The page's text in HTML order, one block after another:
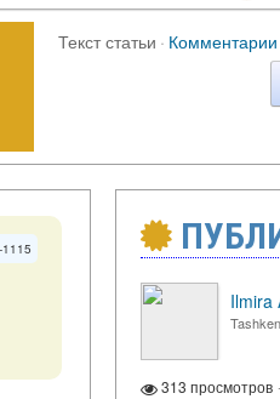
Текст статьи · Комментарии
Ilmira
313 просмотров